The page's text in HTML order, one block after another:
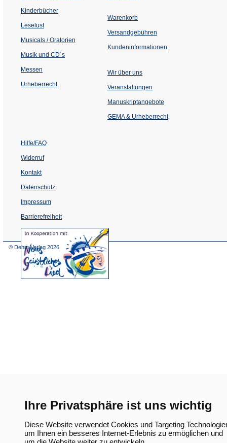
Ihre Privatsphäre ist uns wichtig
Diese Website verwendet Cookies und Targeting
um Ihnen ein besseres Internet-Erlebnis zu ermöglichen und
Kinderbücher
Leselust
Musicals / Oratorien
Musik und CD´s
Messen
Urheberrecht
Warenkorb
Versandgebühren
Kundeninformationen
Wir über uns
Veranstaltungen
einem
Tab)
Manuskriptangebote
GEMA & Urheberrecht
Hilfe/FAQ
Widerruf
Kontakt
Datenschutz
Impressum
Barrierefreiheit
(Öffnet
in
© Dehm Verlag 2026